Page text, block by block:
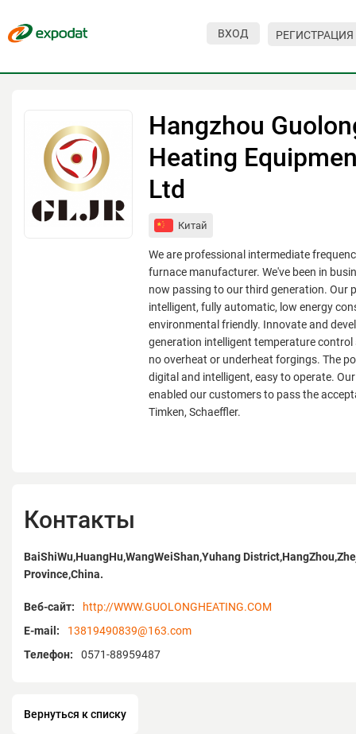
ВХОД РЕГИСТРАЦИЯ
Hangzhou
Heating
Ltd
Китай
We are professional intermediate
furnace manufacturer. We've been in
now passing to our third generation. Our
intelligent, fully automatic, low energy
environmental friendly. Innovate and
generation intelligent temperature control
no overheat or underheat forgings. The
digital and intelligent, easy to operate.
enabled our customers to pass the
Timken, Schaeffler.
Контакты
BaiShiWu,HuangHu,WangWeiShan,Yuhang
Province,China.
Веб-сайт:
http://WWW.GUOLONGHEATING.COM
E-mail:
13819490839@163.com
Телефон:
0571-88959487
Вернуться к списку
Мероприятия
О сервисе
Организациям
Контакты